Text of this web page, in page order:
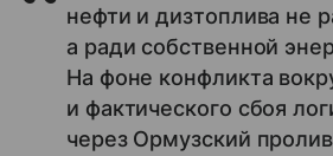
нефти и дизтоплива не
а ради собственной
На фоне конфликта
и фактического сбоя
через Ормузский